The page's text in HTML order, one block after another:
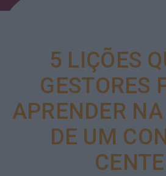
5 LIÇÕES
GESTORES
APRENDER
DE UM